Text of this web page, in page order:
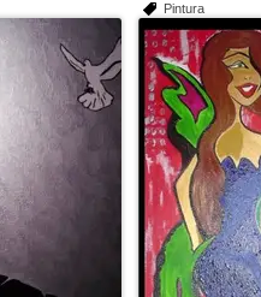
Pintura